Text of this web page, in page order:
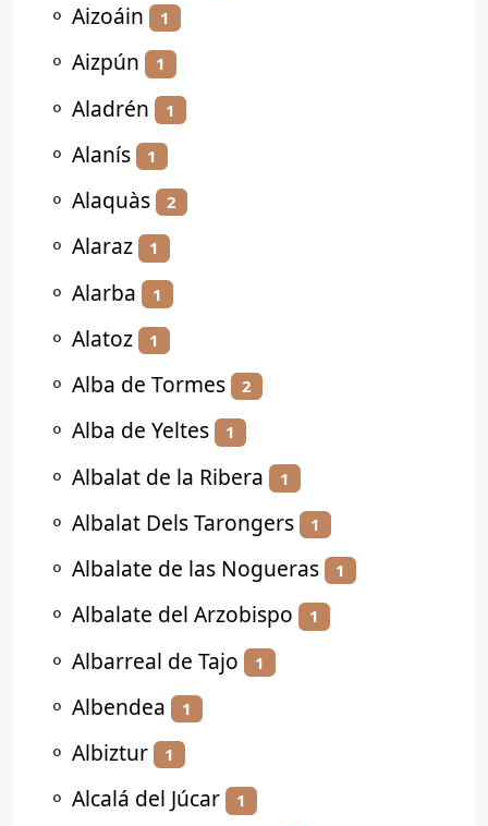
⚬ Aizoáin 1
⚬ Aizpún 1
⚬ Aladrén 1
⚬ Alanís 1
⚬ Alaquàs 2
⚬ Alaraz 1
⚬ Alarba 1
⚬ Alatoz 1
⚬ Alba de Tormes 2
⚬ Alba de Yeltes 1
⚬ Albalat de la Ribera 1
⚬ Albalat Dels Tarongers 1
⚬ Albalate de las Nogueras 1
⚬ Albalate del Arzobispo 1
⚬ Albarreal de Tajo 1
⚬ Albendea 1
⚬ Albiztur 1
⚬ Alcalá del Júcar 1